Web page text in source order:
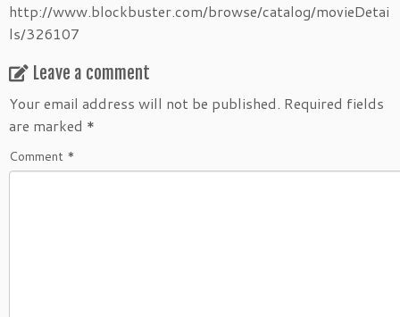
http://www.blockbuster.com/browse/catalog/movieDetai
ls/326107
Leave a comment
Your email address will not be published. Required fields
are marked *
Comment *